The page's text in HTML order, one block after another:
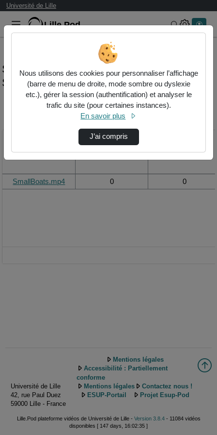
Université de Lille
Lille.Pod Rechercher
Statistiques de visualisation de la vidéo
Smallboats.mp4
Modifier la période de
Vue de la journée
SmallBoats.mp4 0 0
Université de Lille
42, rue Paul Duez
59000 Lille - France
Mentions légales
Accessibilité : Partiellement
conforme
Mentions légales
Contactez nous !
ESUP-Portail
Projet Esup-Pod
Lille.Pod plateforme vidéos de Université de Lille - Version 3.8.4- 11084 vidéos
disponibles [ 147 days, 16:02:35 ]
Nous utilisons des cookies pour personnaliser l’affichage
(barre de menu de droite, mode sombre ou dyslexie
etc.), gérer la session (authentification) et analyser le
trafic du site (pour certaines instances).
En savoir plus
J’ai compris